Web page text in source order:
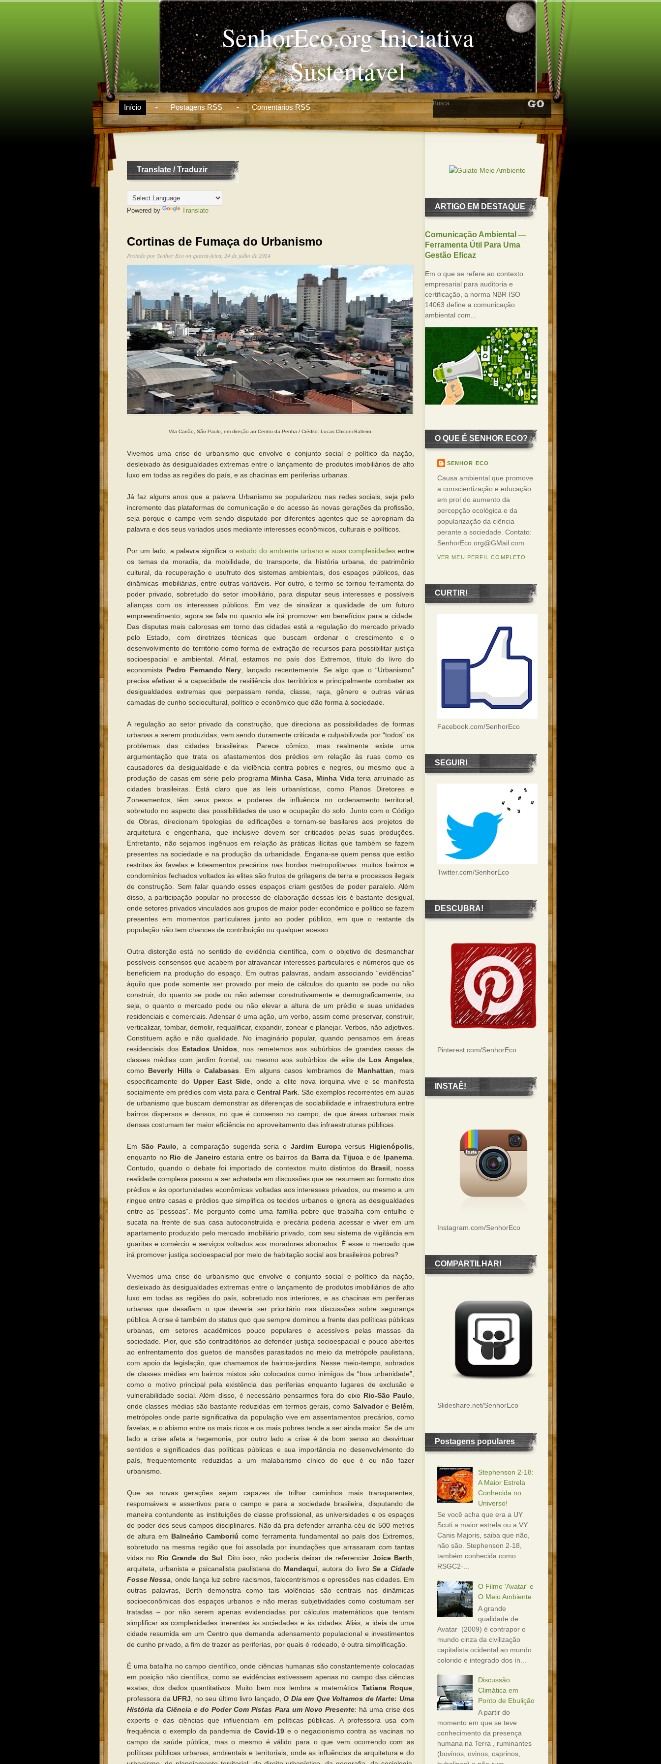
SenhorEco.org Iniciativa
Sustentável
Início Postagens RSS Comentários RSS
Translate / Traduzir
Powered by Translate
Cortinas de Fumaça do Urbanismo
Postado porSenhor Ecoon quarta-feira, 24 de julho de 2024
Vila Carrão, São Paulo, em direção ao Centro da Penha / Crédito: Lucas Chiconi Balteiro.
Vivemos uma crise do urbanismo que envolve o conjunto social e político da nação,
desleixado às desigualdades extremas entre o lançamento de produtos imobiliários de alto
luxo em todas as regiões do país, e as chacinas em periferias urbanas.
Já faz alguns anos que a palavra Urbanismo se popularizou nas redes sociais, seja pelo
incremento das plataformas de comunicação e do acesso às novas gerações da profissão,
seja porque o campo vem sendo disputado por diferentes agentes que se apropriam da
palavra e dos seus variados usos mediante interesses econômicos, culturais e políticos.
Por um lado, a palavra significa o estudo do ambiente urbano e suas complexidades entre
os temas da moradia, da mobilidade, do transporte, da história urbana, do patrimônio
cultural, da recuperação e usufruto dos sistemas ambientais, dos espaços públicos, das
dinâmicas imobiliárias, entre outras variáveis. Por outro, o termo se tornou ferramenta do
poder privado, sobretudo do setor imobiliário, para disputar seus interesses e possíveis
alianças com os interesses públicos. Em vez de sinalizar a qualidade de um futuro
empreendimento, agora se fala no quanto ele irá promover em benefícios para a cidade.
Das disputas mais calorosas em torno das cidades está a regulação do mercado privado
pelo Estado, com diretrizes técnicas que buscam ordenar o crescimento e o
desenvolvimento do território como forma de extração de recursos para possibilitar justiça
socioespacial e ambiental. Afinal, estamos no país dos Extremos, título do livro do
economista Pedro Fernando Nery, lançado recentemente. Se algo que o “Urbanismo”
precisa efetivar é a capacidade de resiliência dos territórios e principalmente combater as
desigualdades extremas que perpassam renda, classe, raça, gênero e outras várias
camadas de cunho sociocultural, político e econômico que dão forma à sociedade.
A regulação ao setor privado da construção, que direciona as possibilidades de formas
urbanas a serem produzidas, vem sendo duramente criticada e culpabilizada por “todos” os
problemas das cidades brasileiras. Parece cômico, mas realmente existe uma
argumentação que trata os afastamentos dos prédios em relação às ruas como os
causadores da desigualdade e da violência contra pobres e negros, ou mesmo que a
produção de casas em série pelo programa Minha Casa, Minha Vidateria arruinado as
cidades brasileiras. Está claro que as leis urbanísticas, como Planos Diretores e
Zoneamentos, têm seus pesos e poderes de influência no ordenamento territorial,
sobretudo no aspecto das possibilidades de uso e ocupação do solo. Junto com o Código
de Obras, direcionam tipologias de edificações e tornam-se basilares aos projetos de
arquitetura e engenharia, que inclusive devem ser criticados pelas suas produções.
Entretanto, não sejamos ingênuos em relação às práticas ilícitas que também se fazem
presentes na sociedade e na produção da urbanidade. Engana-se quem pensa que estão
restritas às favelas e loteamentos precários nas bordas metropolitanas: muitos bairros e
condomínios fechados voltados às elites são frutos de grilagens de terra e processos ilegais
de construção. Sem falar quando esses espaços criam gestões de poder paralelo. Além
disso, a participação popular no processo de elaboração dessas leis é bastante desigual,
onde setores privados vinculados aos grupos de maior poder econômico e político se fazem
presentes em momentos particulares junto ao poder público, em que o restante da
população não tem chances de contribuição ou qualquer acesso.
Outra distorção está no sentido de evidência científica, com o objetivo de desmanchar
possíveis consensos que acabem por atravancar interesses particulares e números que os
beneficiem na produção do espaço. Em outras palavras, andam associando “evidências”
àquilo que pode somente ser provado por meio de cálculos do quanto se pode ou não
construir, do quanto se pode ou não adensar construtivamente e demograficamente, ou
seja, o quanto o mercado pode ou não elevar a altura de um prédio e suas unidades
residenciais e comerciais. Adensar é uma ação, um verbo, assim como preservar, construir,
verticalizar, tombar, demolir, requalificar, expandir, zonear e planejar. Verbos, não adjetivos.
Constituem ação e não qualidade. No imaginário popular, quando pensamos em áreas
residenciais dos Estados Unidos , nos remetemos aos subúrbios de grandes casas de
classes médias com jardim frontal, ou mesmo aos subúrbios de elite de Los Angeles
como Beverly Hills eCalabasas . Em alguns casos lembramos de Manhattan , mais
especificamente do Upper East Side , onde a elite nova iorquina vive e se manifesta
socialmente em prédios com vista para o Central Park . São exemplos recorrentes em aulas
de urbanismo que buscam demonstrar as diferenças de sociabilidade e infraestrutura entre
bairros dispersos e densos, no que é consenso no campo, de que áreas urbanas mais
densas costumam ter maior eficiência no aproveitamento das infraestruturas públicas.
Em São Paulo , a comparação sugerida seria o Jardim Europa versus Higienópolis
enquanto no Rio de Janeiro estaria entre os bairros da Barra da Tijuca e de Ipanema
Contudo, quando o debate foi importado de contextos muito distintos do Brasil , nossa
realidade complexa passou a ser achatada em discussões que se resumem ao formato dos
prédios e às oportunidades econômicas voltadas aos interesses privados, ou mesmo a um
ringue entre casas e prédios que simplifica os tecidos urbanos e ignora as desigualdades
entre as “pessoas”. Me pergunto como uma família pobre que trabalha com entulho e
sucata na frente de sua casa autoconstruída e precária poderia acessar e viver em um
apartamento produzido pelo mercado imobiliário privado, com seu sistema de vigilância em
guaritas e comércio e serviços voltados aos moradores abonados. É esse o mercado que
irá promover justiça socioespacial por meio de habitação social aos brasileiros pobres?
Vivemos uma crise do urbanismo que envolve o conjunto social e político da nação,
desleixado às desigualdades extremas entre o lançamento de produtos imobiliários de alto
luxo em todas as regiões do país, sobretudo nos interiores, e as chacinas em periferias
urbanas que desafiam o que deveria ser prioritário nas discussões sobre segurança
pública. A crise é também do status quo que sempre dominou a frente das políticas públicas
urbanas, em setores acadêmicos pouco populares e acessíveis pelas massas da
sociedade. Pior, que são contraditórios ao defender justiça socioespacial e pouco abertos
ao enfrentamento dos guetos de mansões parasitados no meio da metrópole paulistana,
com apoio da legislação, que chamamos de bairros-jardins. Nesse meio-tempo, sobrados
de classes médias em bairros mistos são colocados como inimigos da “boa urbanidade”,
como o motivo principal pela existência das periferias enquanto lugares de exclusão e
vulnerabilidade social. Além disso, é necessário pensarmos fora do eixo Rio-São Paulo
onde classes médias são bastante reduzidas em termos gerais, como Salvadore Belém
metrópoles onde parte significativa da população vive em assentamentos precários, como
favelas, e o abismo entre os mais ricos e os mais pobres tende a ser ainda maior. Se de um
lado a crise afeta a hegemonia, por outro lado a crise é de bom senso ao desvirtuar
sentidos e significados das políticas públicas e sua importância no desenvolvimento do
país, frequentemente reduzidas a um malabarismo cínico do que é ou não fazer
urbanismo.
Que as novas gerações sejam capazes de trilhar caminhos mais transparentes,
responsáveis e assertivos para o campo e para a sociedade brasileira, disputando de
maneira contundente as instituições de classe profissional, as universidades e os espaços
de poder dos seus campos disciplinares. Não dá pra defender arranha-céu de 500 metros
de altura em Balneário Camboriú como ferramenta fundamental ao país dos Extremos,
sobretudo na mesma região que foi assolada por inundações que arrasaram com tantas
vidas no Rio Grande do Sul . Dito isso, não poderia deixar de referenciar Joice Berth
arquiteta, urbanista e psicanalista paulistana do Mandaqui , autora do livro Se a Cidade
Fosse Nossa , onde lança luz sobre racismos, falocentrismos e opressões nas cidades. Em
outras palavras, Berth demonstra como tais violências são centrais nas dinâmicas
socioeconômicas dos espaços urbanos e não meras subjetividades como costumam ser
tratadas – por não serem apenas evidenciadas por cálculos matemáticos que tentam
simplificar as complexidades inerentes às sociedades e às cidades. Aliás, a ideia de uma
cidade resumida em um Centro que demanda adensamento populacional e investimentos
de cunho privado, a fim de trazer as periferias, por quais é rodeado, é outra simplificação.
É uma batalha no campo científico, onde ciências humanas são constantemente colocadas
em posição não científica, como se evidências estivessem apenas no campo das ciências
exatas, dos dados quantitativos. Muito bem nos lembra a matemática Tatiana Roque
professora daUFRJ , no seu último livro lançado,O Dia em Que Voltamos de Marte: Uma
História da Ciência e do Poder Com Pistas Para um Novo Presente: há uma crise dos
experts e das ciências que influenciam em políticas públicas. A professora usa com
frequência o exemplo da pandemia deCovid-19 e o negacionismo contra as vacinas no
campo da saúde pública, mas o mesmo é válido para o que vem ocorrendo com as
políticas públicas urbanas, ambientais e territoriais, onde as influências da arquitetura e do
ARTIGO EM DESTAQUE
Comunicação Ambiental —
Ferramenta Útil Para Uma
Gestão Eficaz
Em o que se refere ao contexto
empresarial para auditoria e
certificação, a norma NBR ISO
14063 define a comunicação
ambiental com...
O QUE É SENHOR ECO?
SENHOR ECO
Causa ambiental que promove
a conscientização e educação
em prol do aumento da
percepção ecológica e da
popularização da ciência
perante a sociedade. Contato:
SenhorEco.org@GMail.com
VER MEU PERFIL COMPLETO
CURTIR!
Facebook.com/SenhorEco
SEGUIR!
Twitter.com/SenhorEco
DESCUBRA!
Pinterest.com/SenhorEco
INSTAÊ!
Instagram.com/SenhorEco
COMPARTILHAR!
Slideshare.net/SenhorEco
Postagens populares
Stephenson 2-18:
A Maior Estrela
Conhecida no
Universo!
Se você acha que era a UY
Scuti a maior estrela ou a VY
Canis Majoris, saiba que não,
não são. Stephenson 2-18,
também conhecida como
RSGC2-...
O Filme 'Avatar' e
O Meio Ambiente
A grande
qualidade de
Avatar (2009) é contrapor o
mundo cinza da civilização
capitalista ocidental ao mundo
colorido e integrado dos ín...
Discussão
Climática em
Ponto de Ebulição
A partir do
momento em que se teve
conhecimento da presença
humana na Terra , ruminantes
(bovinos, ovinos, caprinos,